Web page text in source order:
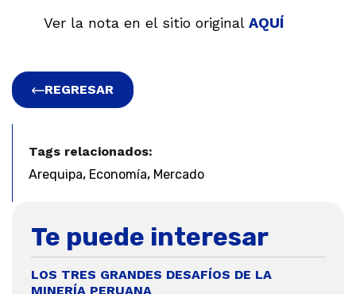
Ver la nota en el sitio original AQUÍ
REGRESAR
Tags relacionados:
Arequipa, Economía, Mercado
Te puede interesar
LOS TRES GRANDES DESAFÍOS DE LA
MINERÍA PERUANA